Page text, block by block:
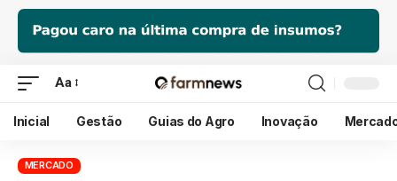
Aa
Inicial Gestão Guias do Agro Inovação
MERCADO